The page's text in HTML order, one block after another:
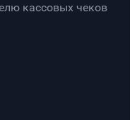
кассовых чеков